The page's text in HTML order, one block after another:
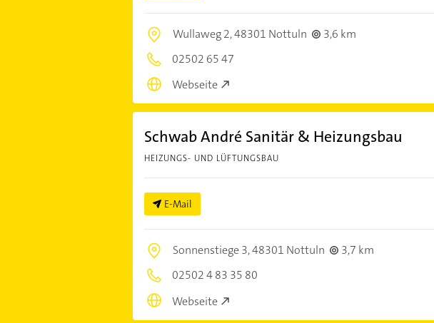
Wullaweg 2,48301 Nottuln
3,6 km
02502 65 47
Webseite
Schwab André Sanitär & Heizungsbau
HEIZUNGS- UND LÜFTUNGSBAU
E-Mail
Sonnenstiege 3,48301 Nottuln
3,7 km
02502 4 83 35 80
Webseite